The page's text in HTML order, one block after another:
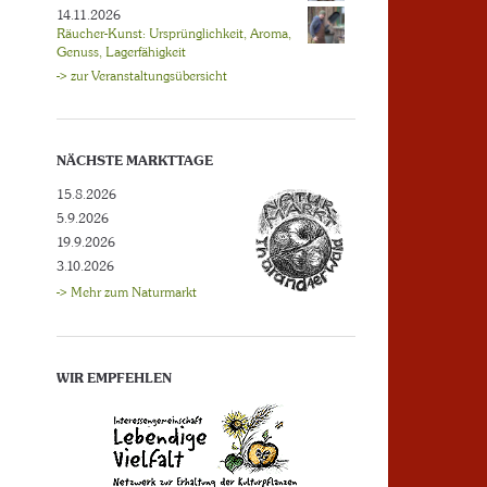
14.11.2026
Räucher-Kunst: Ursprünglichkeit, Aroma,
Genuss, Lagerfähigkeit
-> zur Veranstaltungsübersicht
NÄCHSTE MARKTTAGE
15.8.2026
5.9.2026
19.9.2026
3.10.2026
-> Mehr zum Naturmarkt
WIR EMPFEHLEN